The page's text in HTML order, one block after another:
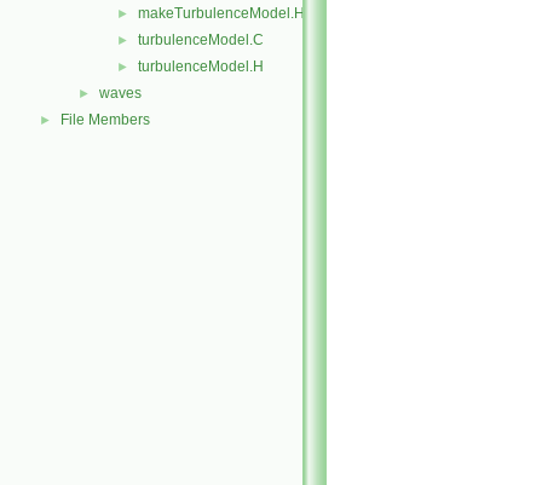
► makeTurbulenceModel.H
► turbulenceModel.C
► turbulenceModel.H
► waves
► File Members